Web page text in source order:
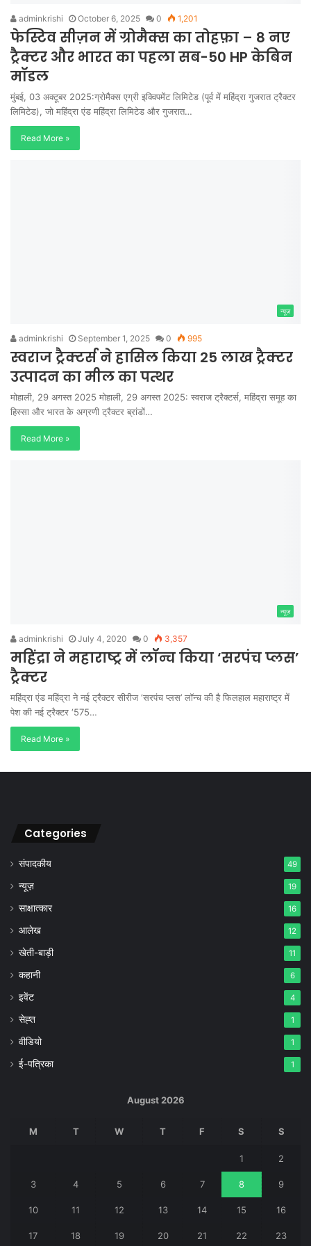
adminkrishi October 6, 2025 0 1,201
फेस्टिव सीज़न में ग्रोमैक्स का तोहफ़ा – 8 नए
ट्रैक्टर और भारत का पहला सब-50 HP केबिन
मॉडल
मुंबई, 03 अक्टूबर 2025:ग्रोमैक्स एग्री इक्विपमेंट लिमिटेड (पूर्व में महिंद्रा गुजरात ट्रैक्टर
लिमिटेड), जो महिंद्रा एंड महिंद्रा लिमिटेड और गुजरात…
Read More »
न्यूज़
adminkrishi September 1, 2025 0 995
स्वराज ट्रैक्टर्स ने हासिल किया 25 लाख ट्रैक्टर
उत्पादन का मील का पत्थर
मोहाली, 29 अगस्त 2025 मोहाली, 29 अगस्त 2025: स्वराज ट्रैक्टर्स, महिंद्रा समूह का
हिस्सा और भारत के अग्रणी ट्रैक्टर ब्रांडों…
Read More »
न्यूज़
adminkrishi July 4, 2020 0 3,357
महिंद्रा ने महाराष्ट्र में लॉन्च किया ‘सरपंच प्लस’
ट्रैक्टर
महिंद्रा एंड महिंद्रा ने नई ट्रैक्टर सीरीज ‘सरपंच प्लस’ लॉन्च की है फिलहाल महाराष्ट्र में
पेश की नई ट्रैक्टर ‘575…
Read More »
Categories
संपादकीय 49
न्यूज़ 19
साक्षात्कार 16
आलेख 12
खेती-बाड़ी 11
कहानी 6
इवेंट 4
सेह्त 1
वीडियो 1
ई-पत्रिका 1
August 2026
M T W T F S S
1 2
3 4 5 6 7 8 9
10 11 12 13 14 15 16
17 18 19 20 21 22 23